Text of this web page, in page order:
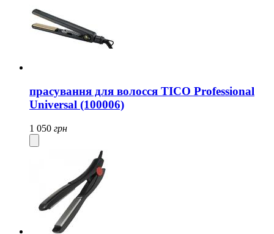
прасування для волосся TICO Professional
Universal (100006)
1 050 грн